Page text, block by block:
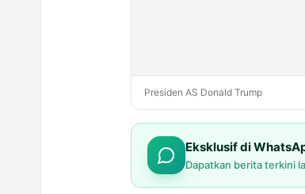
Presiden AS Donald Trump
Eksklusif di
Dapatkan berita terkini